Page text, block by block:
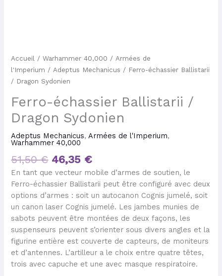
Accueil /Warhammer 40,000 /Armées de
l'Imperium /Adeptus Mechanicus / Ferro-échassier Ballistarii
/ Dragon Sydonien
Ferro-échassier Ballistarii /
Dragon Sydonien
Adeptus Mechanicus,Armées de l'Imperium,
Warhammer 40,000
51,50€ 46,35 €
En tant que vecteur mobile d’armes de soutien, le
Ferro-échassier Ballistarii peut être configuré avec deux
options d’armes : soit un autocanon Cognis jumelé, soit
un canon laser Cognis jumelé. Les jambes munies de
sabots peuvent être montées de deux façons, les
suspenseurs peuvent s’orienter sous divers angles et la
figurine entière est couverte de capteurs, de moniteurs
et d’antennes. L’artilleur a le choix entre quatre têtes,
trois avec capuche et une avec masque respiratoire.